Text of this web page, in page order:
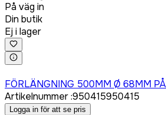
På väg in
Din butik
Ej i lager
FÖRLÄNGNING 500MM Ø 68MM
Artikelnummer:950415950415
Logga in för att se pris